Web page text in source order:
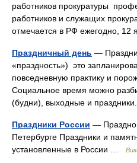
работников прокуратуры
работников и служащих
отмечается в РФ ежегодно,
Праздничный день —
«праздность») это
повседневную практику и
Социальное время можно
(будни), выходные и
Праздники России —
Петербурге Праздники и
установленные в России …